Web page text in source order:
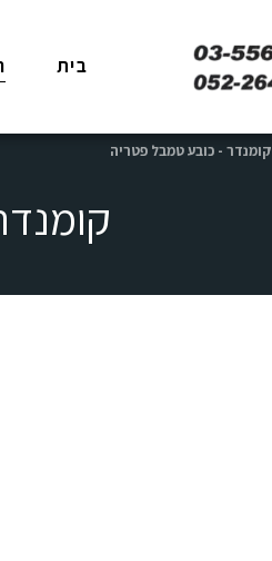
בית
קומנדר - כובע טמבל פטריה